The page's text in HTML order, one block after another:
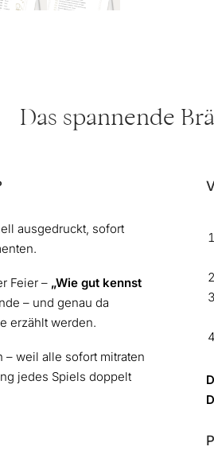
Das spannende
ausgedruckt, sofort
Feier – „Wie gut kennst
– und genau da
erzählt werden.
weil alle sofort mitraten
jedes Spiels doppelt